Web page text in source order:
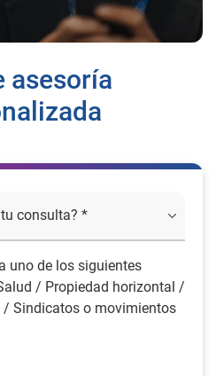
asesoría
uno de los siguientes
/ Propiedad horizontal /
/ Sindicatos o movimientos